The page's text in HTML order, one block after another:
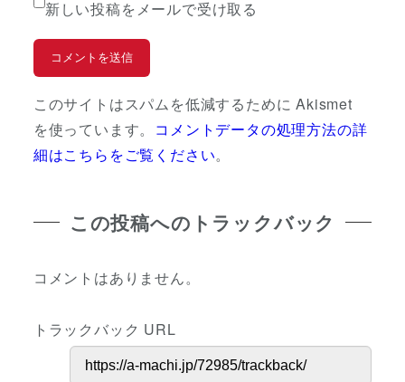
新しい投稿をメールで受け取る
このサイトはスパムを低減するために Akismet
を使っています。 コメントデータの処理方法の詳
細はこちらをご覧ください。
この投稿へのトラックバック
コメントはありません。
トラックバック URL